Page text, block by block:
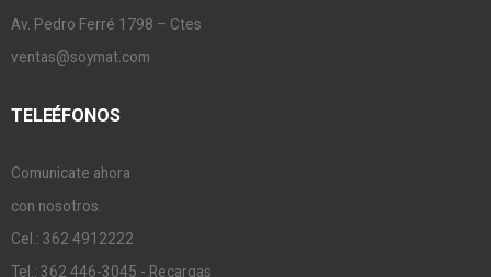
Av. Pedro Ferré 1798 – Ctes
ventas@soymat.com
TELEÉFONOS
Comunicate ahora
con nosotros.
Cel.: 362 4912222
Tel.: 362 446-3045 - Recargas